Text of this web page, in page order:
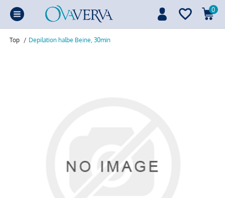
0
Top / Depilation halbe Beine, 30min